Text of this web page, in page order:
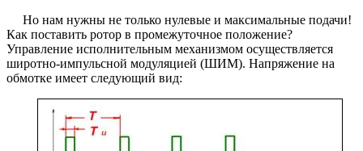
Но нам нужны не только нулевые и максимальные подачи!
Как поставить ротор в промежуточное положение?
Управление исполнительным механизмом осуществляется
широтно-импульсной модуляцией (ШИМ). Напряжение на
обмотке имеет следующий вид: